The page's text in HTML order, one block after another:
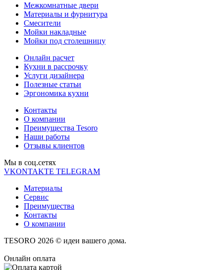
Межкомнатные двери
Материалы и фурнитура
Смесители
Мойки накладные
Мойки под столешницу
Онлайн расчет
Кухни в рассрочку
Услуги дизайнера
Полезные статьи
Эргономика кухни
Контакты
О компании
Преимущества Tesoro
Наши работы
Отзывы клиентов
Мы в соц.cетях
VKONTAKTE TELEGRAM
Материалы
Сервис
Преимущества
Контакты
О компании
TESORO 2026 © идеи вашего дома.
Онлайн оплата